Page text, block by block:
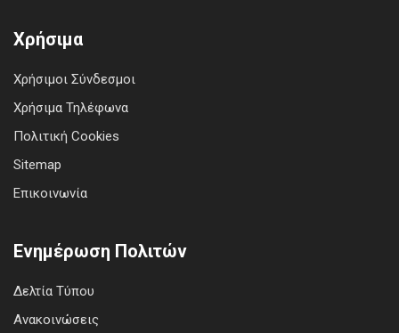
Χρήσιμα
Χρήσιμοι Σύνδεσμοι
Χρήσιμα Τηλέφωνα
Πολιτική Cookies
Sitemap
Επικοινωνία
Ενημέρωση Πολιτών
Δελτία Τύπου
Ανακοινώσεις